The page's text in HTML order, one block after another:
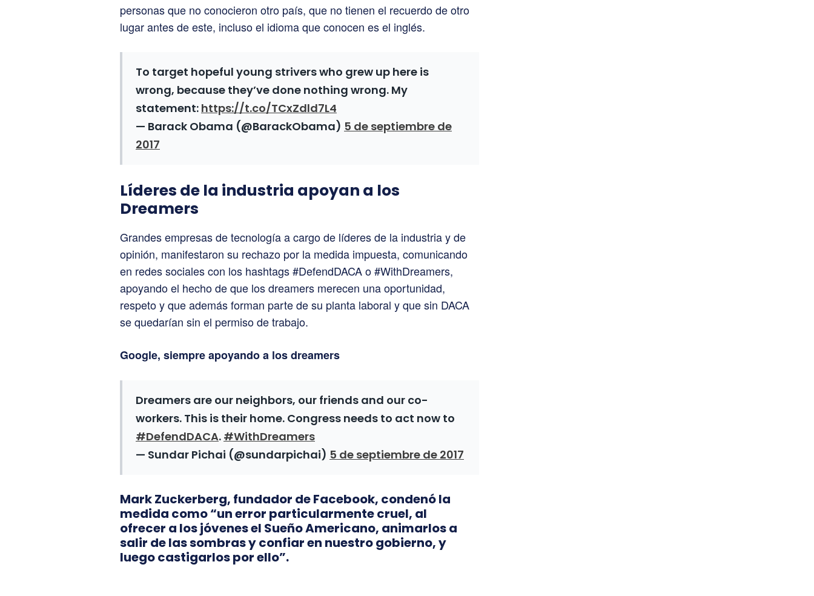
personas que no conocieron otro país, que no tienen el recuerdo de otro
lugar antes de este, incluso el idioma que conocen es el inglés.
To target hopeful young strivers who grew up here is
wrong, because they’ve done nothing wrong. My
statement: https://t.co/TCxZdld7L4
— Barack Obama (@BarackObama) 5 de septiembre de
2017
Líderes de la industria apoyan a los
Dreamers
Grandes empresas de tecnología a cargo de líderes de la industria y de
opinión, manifestaron su rechazo por la medida impuesta, comunicando
en redes sociales con los hashtags #DefendDACA o #WithDreamers,
apoyando el hecho de que los dreamers merecen una oportunidad,
respeto y que además forman parte de su planta laboral y que sin DACA
se quedarían sin el permiso de trabajo.
Google, siempre apoyando a los dreamers
Dreamers are our neighbors, our friends and our co-
workers. This is their home. Congress needs to act now to
#DefendDACA. #WithDreamers
— Sundar Pichai (@sundarpichai) 5 de septiembre de 2017
Mark Zuckerberg, fundador de Facebook, condenó la
medida como “un error particularmente cruel, al
ofrecer a los jóvenes el Sueño Americano, animarlos a
salir de las sombras y confiar en nuestro gobierno, y
luego castigarlos por ello”.